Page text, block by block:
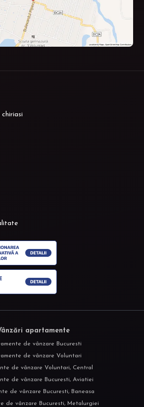
apartamente
de vânzare Bucuresti
de vânzare Voluntari
de vânzare Voluntari, Central
de vânzare Bucuresti, Aviatiei
de vânzare Bucuresti, Baneasa
de vânzare Bucuresti, Metalurgiei